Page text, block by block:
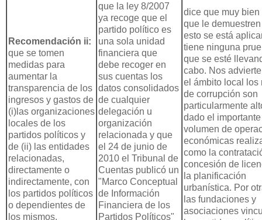
Recomendación ii:
que se tomen
medidas para
aumentar la
transparencia de los
ingresos y gastos de
(i)las organizaciones
locales de los
partidos políticos y
de (ii) las entidades
relacionadas,
directamente o
indirectamente, con
los partidos políticos
o dependientes de
los mismos.
que la ley 8/2007
ya recoge que el
partido político es
una sola unidad
financiera que
debe recoger en
sus cuentas los
datos consolidados
de cualquier
delegación u
organización
relacionada y que
el 24 de junio de
2010 el Tribunal de
Cuentas publicó un
"Marco Conceptual
de Información
Financiera de los
Partidos Políticos"
dice que muy bien
que le
esto se está
tiene ninguna
que se esté
cabo. Nos
el ámbito local los
de corrupción son
particularmente
dado el importante
volumen de
económicas
como la
concesión de
la planificación
urbanística. Por
las fundaciones y
asociaciones